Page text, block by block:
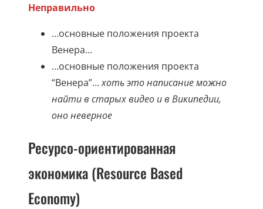
Неправильно
…основные положения проекта
Венера…
…основные положения проекта
“Венера”…хоть это написание можно
найти в старых видео и в Википедии,
оно неверное
Ресурсо-ориентированная
экономика (Resource Based
Economy)